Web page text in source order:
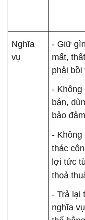
Nghĩa
vụ
- Giữ
mất,
phải
- Không
bán,
bảo
- Không
thác
lợi tức
thoả
- Trả lại
nghĩa